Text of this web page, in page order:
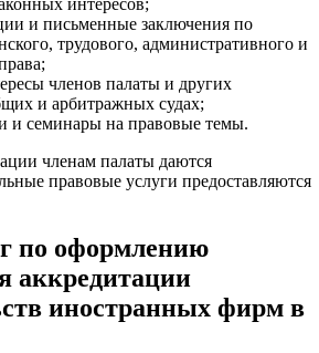
и письменные заключения по
трудового, административного и
членов палаты и других
и арбитражных судах;
и семинары на правовые темы.
членам палаты даются
правовые услуги предоставляются
по оформлению
аккредитации
иностранных фирм в